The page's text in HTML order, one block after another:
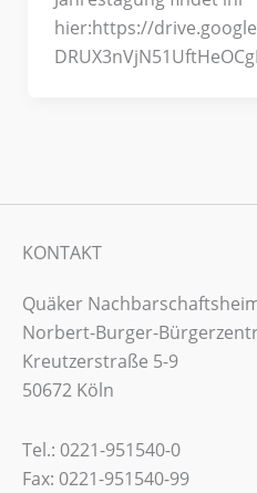
hier:https://
KONTAKT
Quäker
Norbert-Burger-
Kreutzerstraße 5-9
50672 Köln
Tel.: 0221-951540-0
Fax: 0221-951540-99